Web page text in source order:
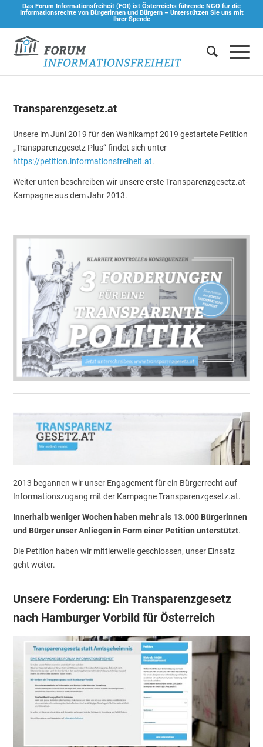
Das Forum Informationsfreiheit (FOI) ist Österreichs führende NGO für die
Informationsrechte von Bürgerinnen und Bürgern – Unterstützen Sie uns mit
Ihrer Spende
Transparenzgesetz.at
Unsere im Juni 2019 für den Wahlkampf 2019 gestartete Petition
„Transparenzgesetz Plus“ findet sich unter
https://petition.informationsfreiheit.at.
Weiter unten beschreiben wir unsere erste Transparenzgesetz.at-
Kampagne aus dem Jahr 2013.
2013 begannen wir unser Engagement für ein Bürgerrecht auf
Informationszugang mit der Kampagne Transparenzgesetz.at.
Innerhalb weniger Wochen haben mehr als 13.000 Bürgerinnen
und Bürger unser Anliegen in Form einer Petition unterstützt.
Die Petition haben wir mittlerweile geschlossen, unser Einsatz
geht weiter.
Unsere Forderung: EinTransparenzgesetz
nach Hamburger Vorbild für Österreich